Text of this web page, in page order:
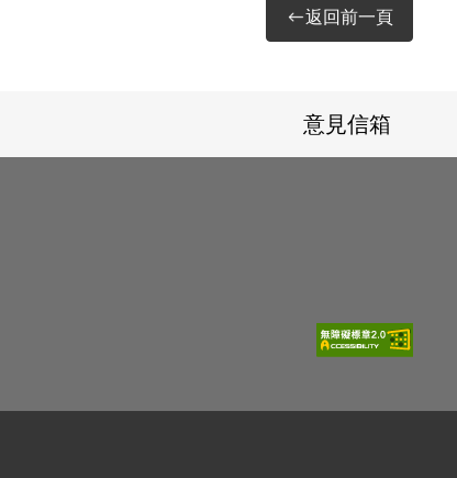
返回前一頁
意見信箱